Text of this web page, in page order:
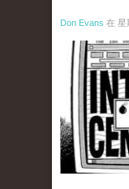
Don Evans 在 星